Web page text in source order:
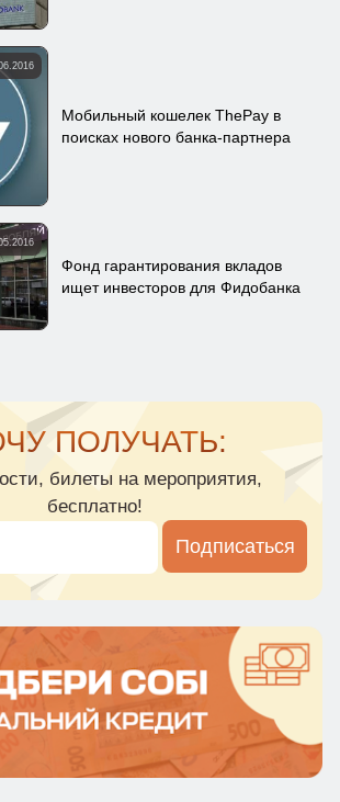
Мобильный кошелек ThePay в
поисках нового банка-партнера
Фонд гарантирования вкладов
ищет инвесторов для Фидобанка
ПОЛУЧАТЬ:
билеты на мероприятия,
бесплатно!
Подписаться